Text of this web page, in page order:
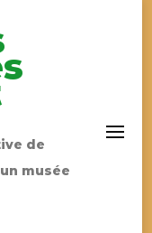
de
musée